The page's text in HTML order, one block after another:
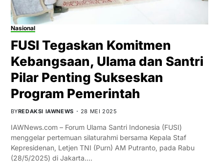
Nasional
FUSI Tegaskan Komitmen
Kebangsaan, Ulama dan Santri
Pilar Penting Sukseskan
Program Pemerintah
BYREDAKSI IAWNEWS 28 MEI 2025
IAWNews.com – Forum Ulama Santri Indonesia (FUSI)
menggelar pertemuan silaturahmi bersama Kepala Staf
Kepresidenan, Letjen TNI (Purn) AM Putranto, pada Rabu
(28/5/2025) di Jakarta.…